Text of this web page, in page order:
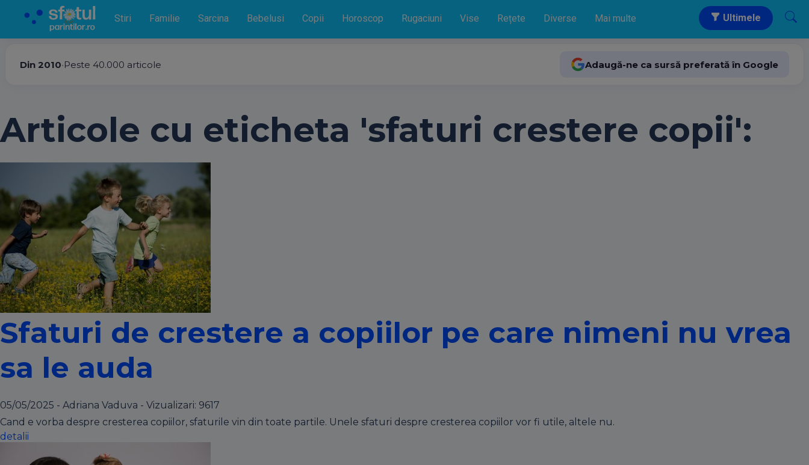
Stiri Familie Sarcina Bebelusi Copii Horoscop Rugaciuni Vise Rețete Diverse Mai multe Ultimele
Din 2010•Peste 40.000 articole Adaugă-ne ca sursă preferată în Google
Articole cu eticheta 'sfaturi crestere copii':
Sfaturi de crestere a copiilor pe care nimeni nu vrea
sa le auda
05/05/2025 - Adriana Vaduva - Vizualizari: 9617
Cand e vorba despre cresterea copiilor, sfaturile vin din toate partile. Unele sfaturi despre cresterea copiilor vor fi utile, altele nu.
detalii